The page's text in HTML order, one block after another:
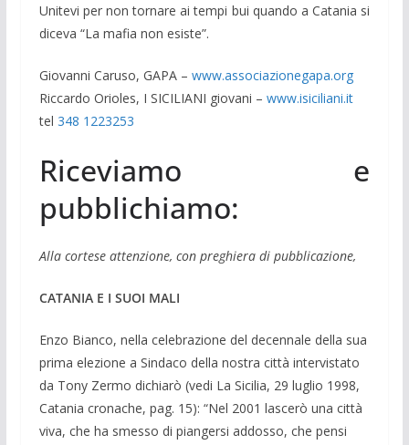
Unitevi per non tornare ai tempi bui quando a Catania si
diceva “La mafia non esiste”.
Giovanni Caruso, GAPA – www.associazionegapa.org
Riccardo Orioles, I SICILIANI giovani – www.isiciliani.it
tel 348 1223253
Riceviamo e
pubblichiamo:
Alla cortese attenzione, con preghiera di pubblicazione,
CATANIA E I SUOI MALI
Enzo Bianco, nella celebrazione del decennale della sua
prima elezione a Sindaco della nostra città intervistato
da Tony Zermo dichiarò (vedi La Sicilia, 29 luglio 1998,
Catania cronache, pag. 15): “Nel 2001 lascerò una città
viva, che ha smesso di piangersi addosso, che pensi